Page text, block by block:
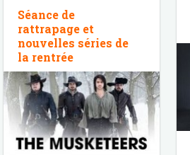
Séance de
rattrapage et
nouvelles séries de
la rentrée